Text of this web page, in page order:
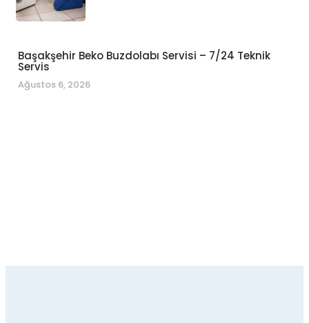
Başakşehir Beko Buzdolabı Servisi – 7/24 Teknik
Servis
Ağustos 6, 2026